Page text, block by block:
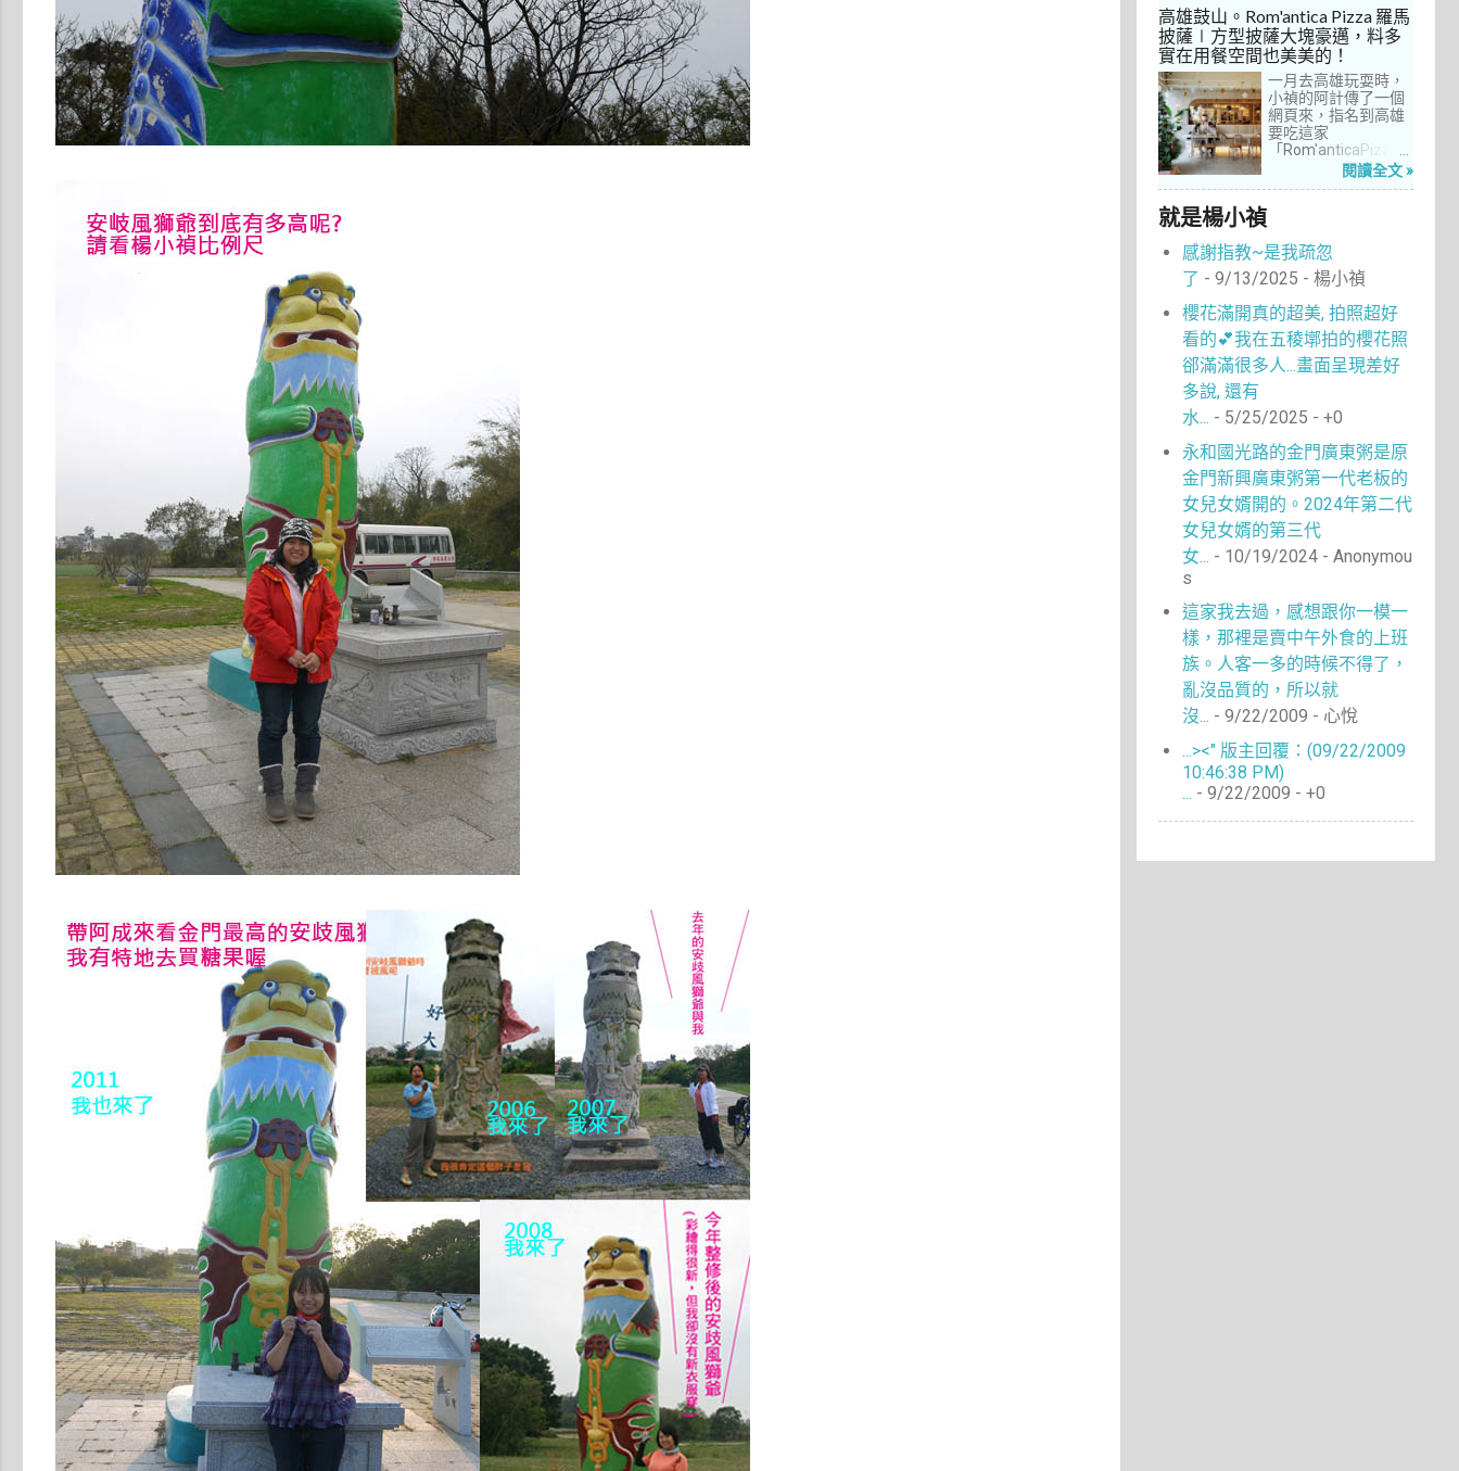
家連鎖店許久，只是
每次去台中誘惑實在
太多了！就……，這一
次離家這麼近，不來
吃真的說不過去。
高雄鼓山。Rom'antica Pizza 羅馬
披薩∣方型披薩大塊豪邁，料多
實在用餐空間也美美的！
一月去高雄玩耍時，
小禎的阿計傳了一個
網頁來，指名到高雄
要吃這家
「Rom'anticaPizza
羅馬披薩」，看了圖
少披薩店，一字排開
的各式披薩看起來琳
瑯滿目，走進店內就
能點上一塊喜愛的口
味大快朵頤，真的好
懷念啊！沒想到台灣
也有類似的披薩店。
走！就到高雄吃披薩
閱讀全文 »
就是楊小禎
感謝指教~是我疏忽
了 - 9/13/2025 - 楊小禎
櫻花滿開真的超美, 拍照超好
看的💕我在五稜墎拍的櫻花照
郤滿滿很多人...畫面呈現差好
多說, 還有
水... - 5/25/2025 - +0
永和國光路的金門廣東粥是原
金門新興廣東粥第一代老板的
女兒女婿開的。2024年第二代
女兒女婿的第三代
女... - 10/19/2024 - Anonymou
s
這家我去過，感想跟你一模一
樣，那裡是賣中午外食的上班
族。人客一多的時候不得了，
亂沒品質的，所以就
沒... - 9/22/2009 - 心悅
...><" 版主回覆：(09/22/2009
10:46:38 PM)
... - 9/22/2009 - +0